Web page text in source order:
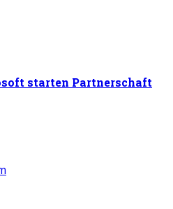
starten Partnerschaft